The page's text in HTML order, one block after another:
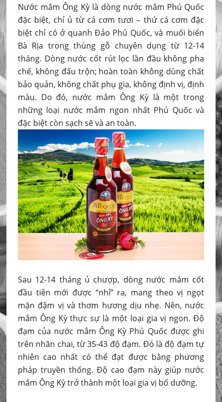
Nước mắm Ông Kỳ là dòng nước mắm Phú Quốc
đặc biệt, chỉ ủ từ cá cơm tươi – thứ cá cơm đặc
biệt chỉ có ở quanh Đảo Phú Quốc, và muối biển
Bà Rịa trong thùng gỗ chuyên dụng từ 12-14
tháng. Dòng nước cốt rút lọc lần đầu không pha
chế, không đấu trộn; hoàn toàn không dùng chất
bảo quản, không chất phụ gia, không định vị, định
màu. Do đó, nước mắm Ông Kỳ là một trong
những loại nước mắm ngon nhất Phú Quốc và
đặc biệt còn sạch sẽ và an toàn.
Sau 12-14 tháng ủ chượp, dòng nước mắm cốt
đầu tiên mới được “nhỉ” ra, mang theo vị ngọt
mặn đậm vị và thơm hương dịu nhẹ. Nên, nước
mắm Ông Kỳ thực sự là một loại gia vị ngon. Độ
đạm của nước mắm Ông Kỳ Phú Quốc được ghi
trên nhãn chai, từ 35-43 độ đạm. Đó là độ đạm tự
nhiên cao nhất có thể đạt được bằng phương
pháp truyền thống. Độ cao đạm này giúp nước
mắm Ông Kỳ trở thành một loại gia vị bổ dưỡng.